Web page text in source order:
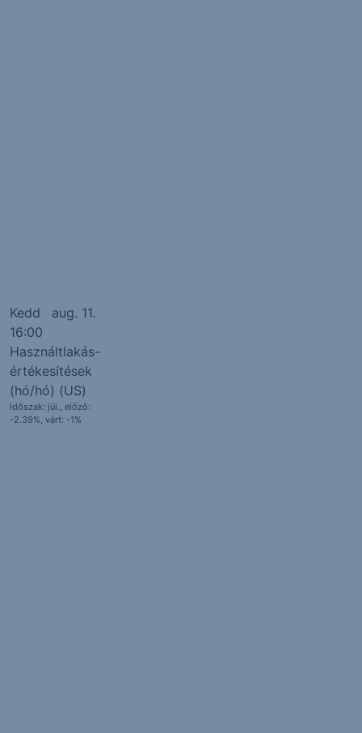
Kedd
aug. 11.
16:00
Használtlakás-
értékesítések
(hó/hó) (US)
Időszak: júl., előző:
-2.39%, várt: -1%